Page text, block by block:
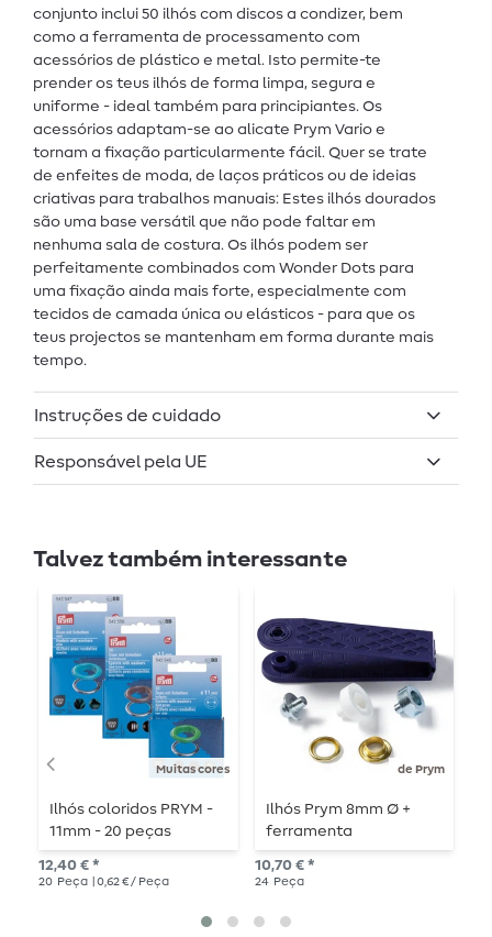
conjunto inclui 50 ilhós com discos a condizer, bem
como a ferramenta de processamento com
acessórios de plástico e metal. Isto permite-te
prender os teus ilhós de forma limpa, segura e
uniforme - ideal também para principiantes. Os
acessórios adaptam-se ao alicate Prym Vario e
tornam a fixação particularmente fácil. Quer se trate
de enfeites de moda, de laços práticos ou de ideias
criativas para trabalhos manuais: Estes ilhós dourados
são uma base versátil que não pode faltar em
nenhuma sala de costura. Os ilhós podem ser
perfeitamente combinados com Wonder Dots para
uma fixação ainda mais forte, especialmente com
tecidos de camada única ou elásticos - para que os
teus projectos se mantenham em forma durante mais
tempo.
Instruções de cuidado
Responsável pela UE
Talvez também interessante
Muitas cores
Ilhós coloridos PRYM -
11mm - 20 peças
12,40 € *
20 Peça | 0,62 € / Peça
de Prym
Ilhós Prym 8mm Ø +
ferramenta
(acessórios) - dourado
10,70 € *
24 Peça